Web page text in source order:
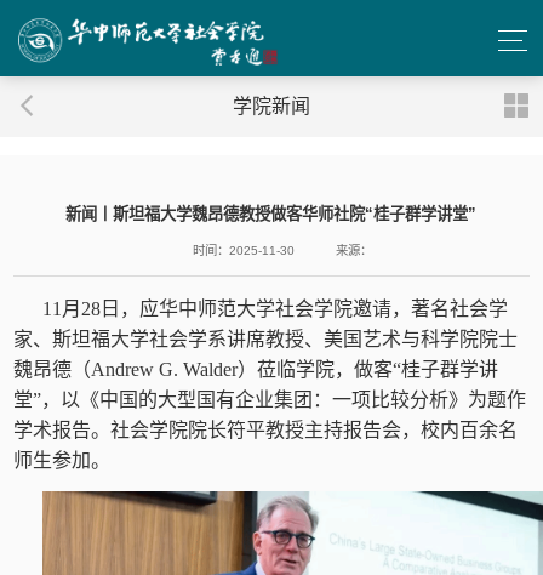
学院新闻
新闻丨斯坦福大学魏昂德教授做客华师社院“桂子群学讲堂”
时间：2025-11-30 来源：
11月28日，应华中师范大学社会学院邀请，著名社会学
家、斯坦福大学社会学系讲席教授、美国艺术与科学院院士
魏昂德（Andrew G. Walder）莅临学院，做客“桂子群学讲
堂”，以《中国的大型国有企业集团：一项比较分析》为题作
学术报告。社会学院院长符平教授主持报告会，校内百余名
师生参加。